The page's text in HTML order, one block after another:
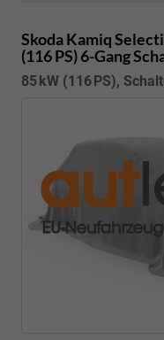
Skoda Kamiq
(116 PS) 6-Gang
85 kW (116 PS),